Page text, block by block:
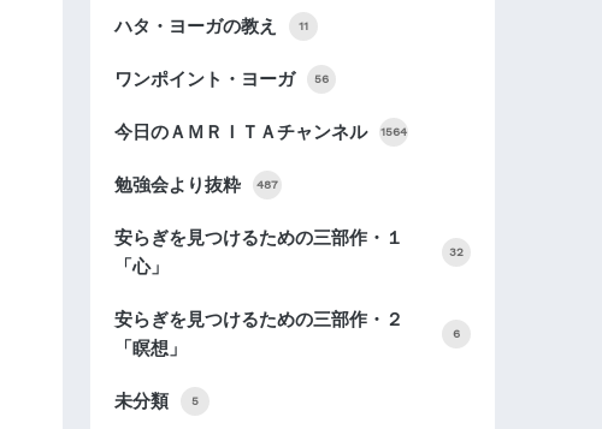
ハタ・ヨーガの教え 11
ワンポイント・ヨーガ 56
今日のＡＭＲＩＴＡチャンネル 1564
勉強会より抜粋 487
安らぎを見つけるための三部作・１
「心」
32
安らぎを見つけるための三部作・２
「瞑想」
6
未分類 5